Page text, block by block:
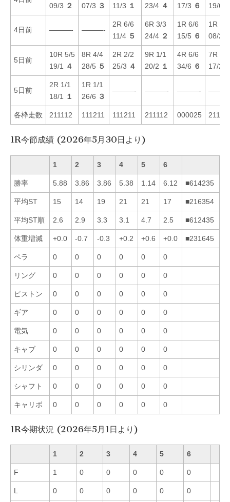
09/3 ２
07/3 ３
11/3 １
23/4 ４
17/3 ６
19/6
4日前 ———- ———-
2R 6/6
11/4 ５
6R 3/3
24/4 ２
1R 6/6
15/5 ６
1R 2/2
08/2
5日前
10R 5/5
19/1
４
8R 4/4
28/5 ５
2R 2/2
25/3 ４
9R 1/1
20/2 １
4R 6/6
34/6 ６
7R 1/1
17/2
5日前
2R 1/1
18/1
１
1R 1/1
26/6 ３
———- ———- ———-
各枠走数 211112 111211 111211 211112 000025
1R今節成績 (2026年5月30日より)
1 2 3 4 5 6
勝率 5.88 3.86 3.86 5.38 1.14 6.12 ■614235
平均ST 15 14 19 21 21 17 ■216354
平均ST順 2.6 2.9 3.3 3.1 4.7 2.5 ■612435
体重増減 +0.0 -0.7 -0.3 +0.2 +0.6 +0.0 ■231645
ペラ 0 0 0 0 0 0
リング 0 0 0 0 0 0
ピストン 0 0 0 0 0 0
ギア 0 0 0 0 0 0
電気 0 0 0 0 0 0
キャブ 0 0 0 0 0 0
シリンダ 0 0 0 0 0 0
シャフト 0 0 0 0 0 0
キャリボ 0 0 0 0 0 0
1R今期状況 (2026年5月1日より)
1 2 3 4 5 6
F 1 0 0 0 0 0
L 0 0 0 0 0 0